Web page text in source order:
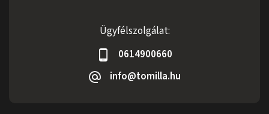
Ügyfélszolgálat:
0614900660
info@tomilla.hu